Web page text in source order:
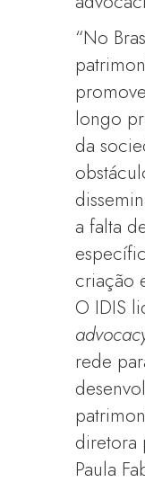
“No
longo
da
a falta
criação
O IDIS
rede
diretora
Paula